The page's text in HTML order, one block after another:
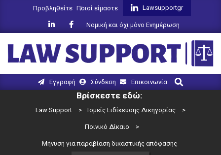
Προβληθείτε Ποιοί είμαστε Lawsupportgr
Νομική και όχι μόνο Ενημέρωση
LAW
SUPPORT
Navigation
Εγγραφή Σύνδεση Επικοινωνία
Search
Βρίσκεστε εδώ:
Law Support > Τομείς Ειδίκευσης Δικηγορίας >
Ποινικό Δίκαιο >
Μήνυση για παραβίαση δικαστικής απόφασης